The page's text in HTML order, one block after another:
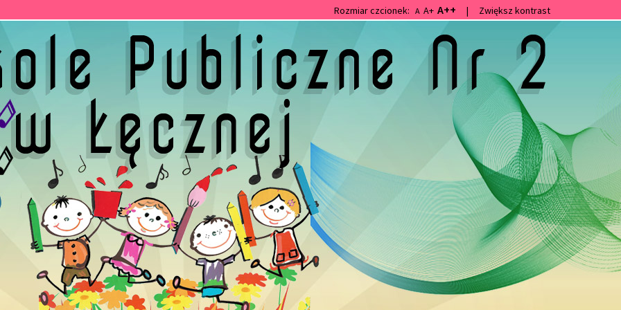
Rozmiar czcionek: A A+ A++ | Zwiększ kontrast